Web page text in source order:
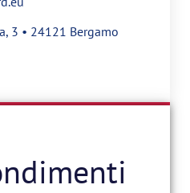
3 • 24121 Bergamo